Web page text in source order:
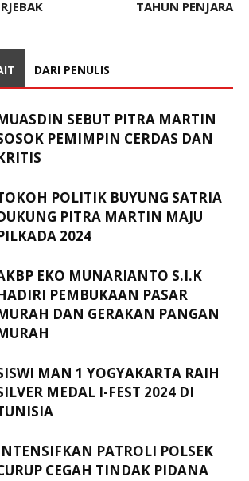
TAHUN PENJARA
DARI PENULIS
SEBUT PITRA MARTIN
PEMIMPIN CERDAS DAN
POLITIK BUYUNG SATRIA
PITRA MARTIN MAJU
2024
EKO MUNARIANTO S.I.K
PEMBUKAAN PASAR
DAN GERAKAN PANGAN
MAN 1 YOGYAKARTA RAIH
MEDAL I-FEST 2024 DI
PATROLI POLSEK
CEGAH TINDAK PIDANA